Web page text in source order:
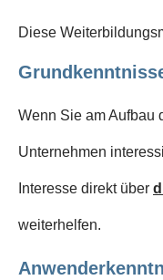
Diese
Wenn Sie am Aufbau
Unternehmen
Interesse direkt über
weiterhelfen.